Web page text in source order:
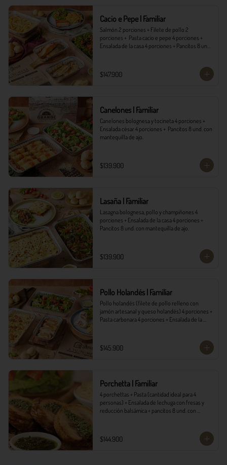
Cacio e Pepe | Familiar
Salmón 2 porciones + Filete de pollo 2
porciones +  Pasta cacio e pepe 4 porciones +
Ensalada de la casa 4 porciones + Pancitos 8 und.
$147.900
Canelones | Familiar
Canelones bolognesa y tocineta 4 porciones +
Ensalada césar 4 porciones +  Pancitos 8 und. con
mantequilla de ajo.
$139.900
Lasaña | Familiar
Lasagna bolognesa, pollo y champiñones 4
porciones + Ensalada de la casa 4 porciones +
Pancitos 8 und. con mantequilla de ajo.
$139.900
Pollo Holandés | Familiar
Pollo holandés (filete de pollo relleno con
jamón artesanal y queso holandés) 4 porciones +
Pasta carbonara 4 porciones + Ensalada de la
$145.900
Porchetta | Familiar
4 porchettas + Pasta (cantidad ideal para 4
personas) + Ensalada de lechuga con fresas y
reducción balsámica + pancitos 8 und. con
$144.900